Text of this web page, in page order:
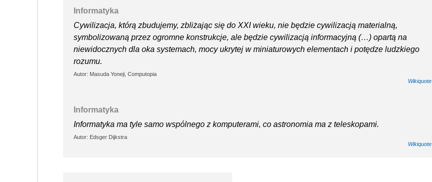
Informatyka
Cywilizacja, którą zbudujemy, zbliżając się do XXI wieku, nie będzie cywilizacją materialną,
symbolizowaną przez ogromne konstrukcje, ale będzie cywilizacją informacyjną (…) opartą na
niewidocznych dla oka systemach, mocy ukrytej w miniaturowych elementach i potędze ludzkiego
rozumu.
Autor: Masuda Yoneji, Computopia
Wikiquote
Informatyka
Informatyka ma tyle samo wspólnego z komputerami, co astronomia ma z teleskopami.
Autor: Edsger Dijkstra
Wikiquote